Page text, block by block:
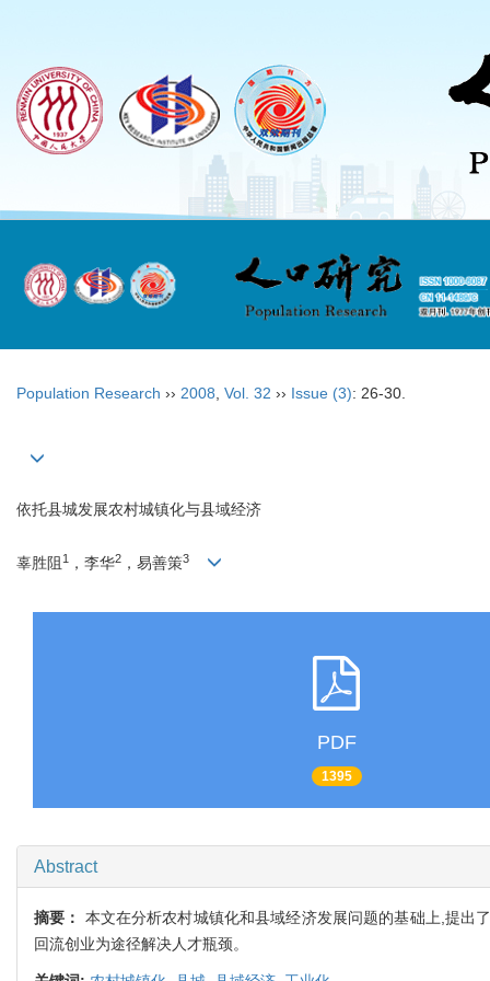
Population Research ›› 2008 Vol. 32 ›› Issue (3): 26-30.
依托县城发展农村城镇化与县域经济
辜胜阻 1 ，李华2 ，易善策3
PDF
1395
Abstract
摘要： 本文在分析农村城镇化和县域经济发展问题的基础上,提出
回流创业为途径解决人才瓶颈。